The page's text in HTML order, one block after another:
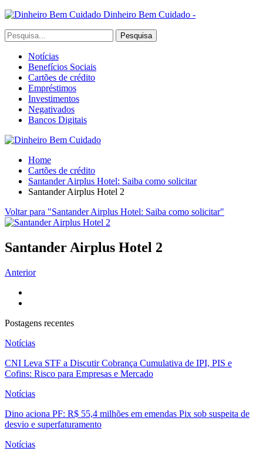
Dinheiro Bem Cuidado -
Notícias
Benefícios Sociais
Cartões de crédito
Empréstimos
Investimentos
Negativados
Bancos Digitais
Home
Cartões de crédito
Santander Airplus Hotel: Saiba como solicitar
Santander Airplus Hotel 2
Voltar para "Santander Airplus Hotel: Saiba como solicitar"
Santander Airplus Hotel 2
Anterior
Postagens recentes
Notícias
CNI Leva STF a Discutir Cobrança Cumulativa de IPI, PIS e
Cofins: Risco para Empresas e Mercado
Notícias
Dino aciona PF: R$ 55,4 milhões em emendas Pix sob suspeita de
desvio e superfaturamento
Notícias